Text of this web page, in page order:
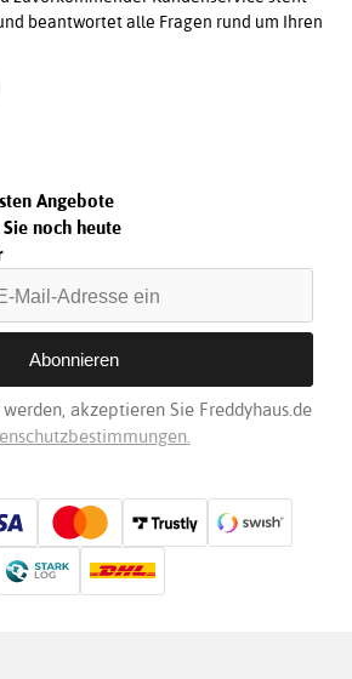
beantwortet alle Fragen rund um Ihren
Angebote
noch heute
akzeptieren Sie Freddyhaus.de